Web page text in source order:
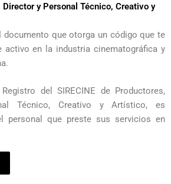
y Personal Técnico, Creativo y
documento que otorga un código que te
activo en la industria cinematográfica y
del SIRECINE de Productores,
Técnico, Creativo y Artístico, es
personal que preste sus servicios en